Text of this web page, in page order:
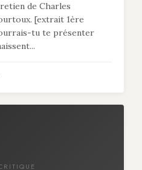
de Charles
[extrait 1ère
tu te présenter